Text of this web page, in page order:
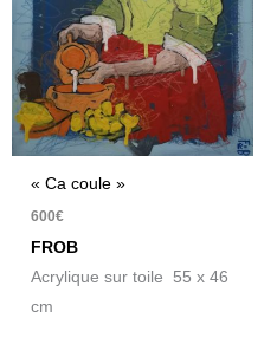
« Ca coule »
600€
FROB
Acrylique sur toile 55 x 46
cm